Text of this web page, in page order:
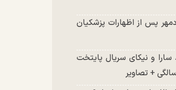
پس از اظهارات پزشکیان
و نیکای سریال پایتخت